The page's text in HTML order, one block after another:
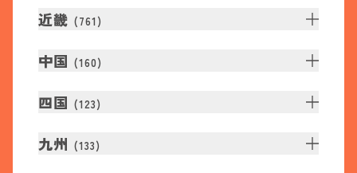
近畿 (761 )
中国 (160)
四国 (123)
九州 (133)